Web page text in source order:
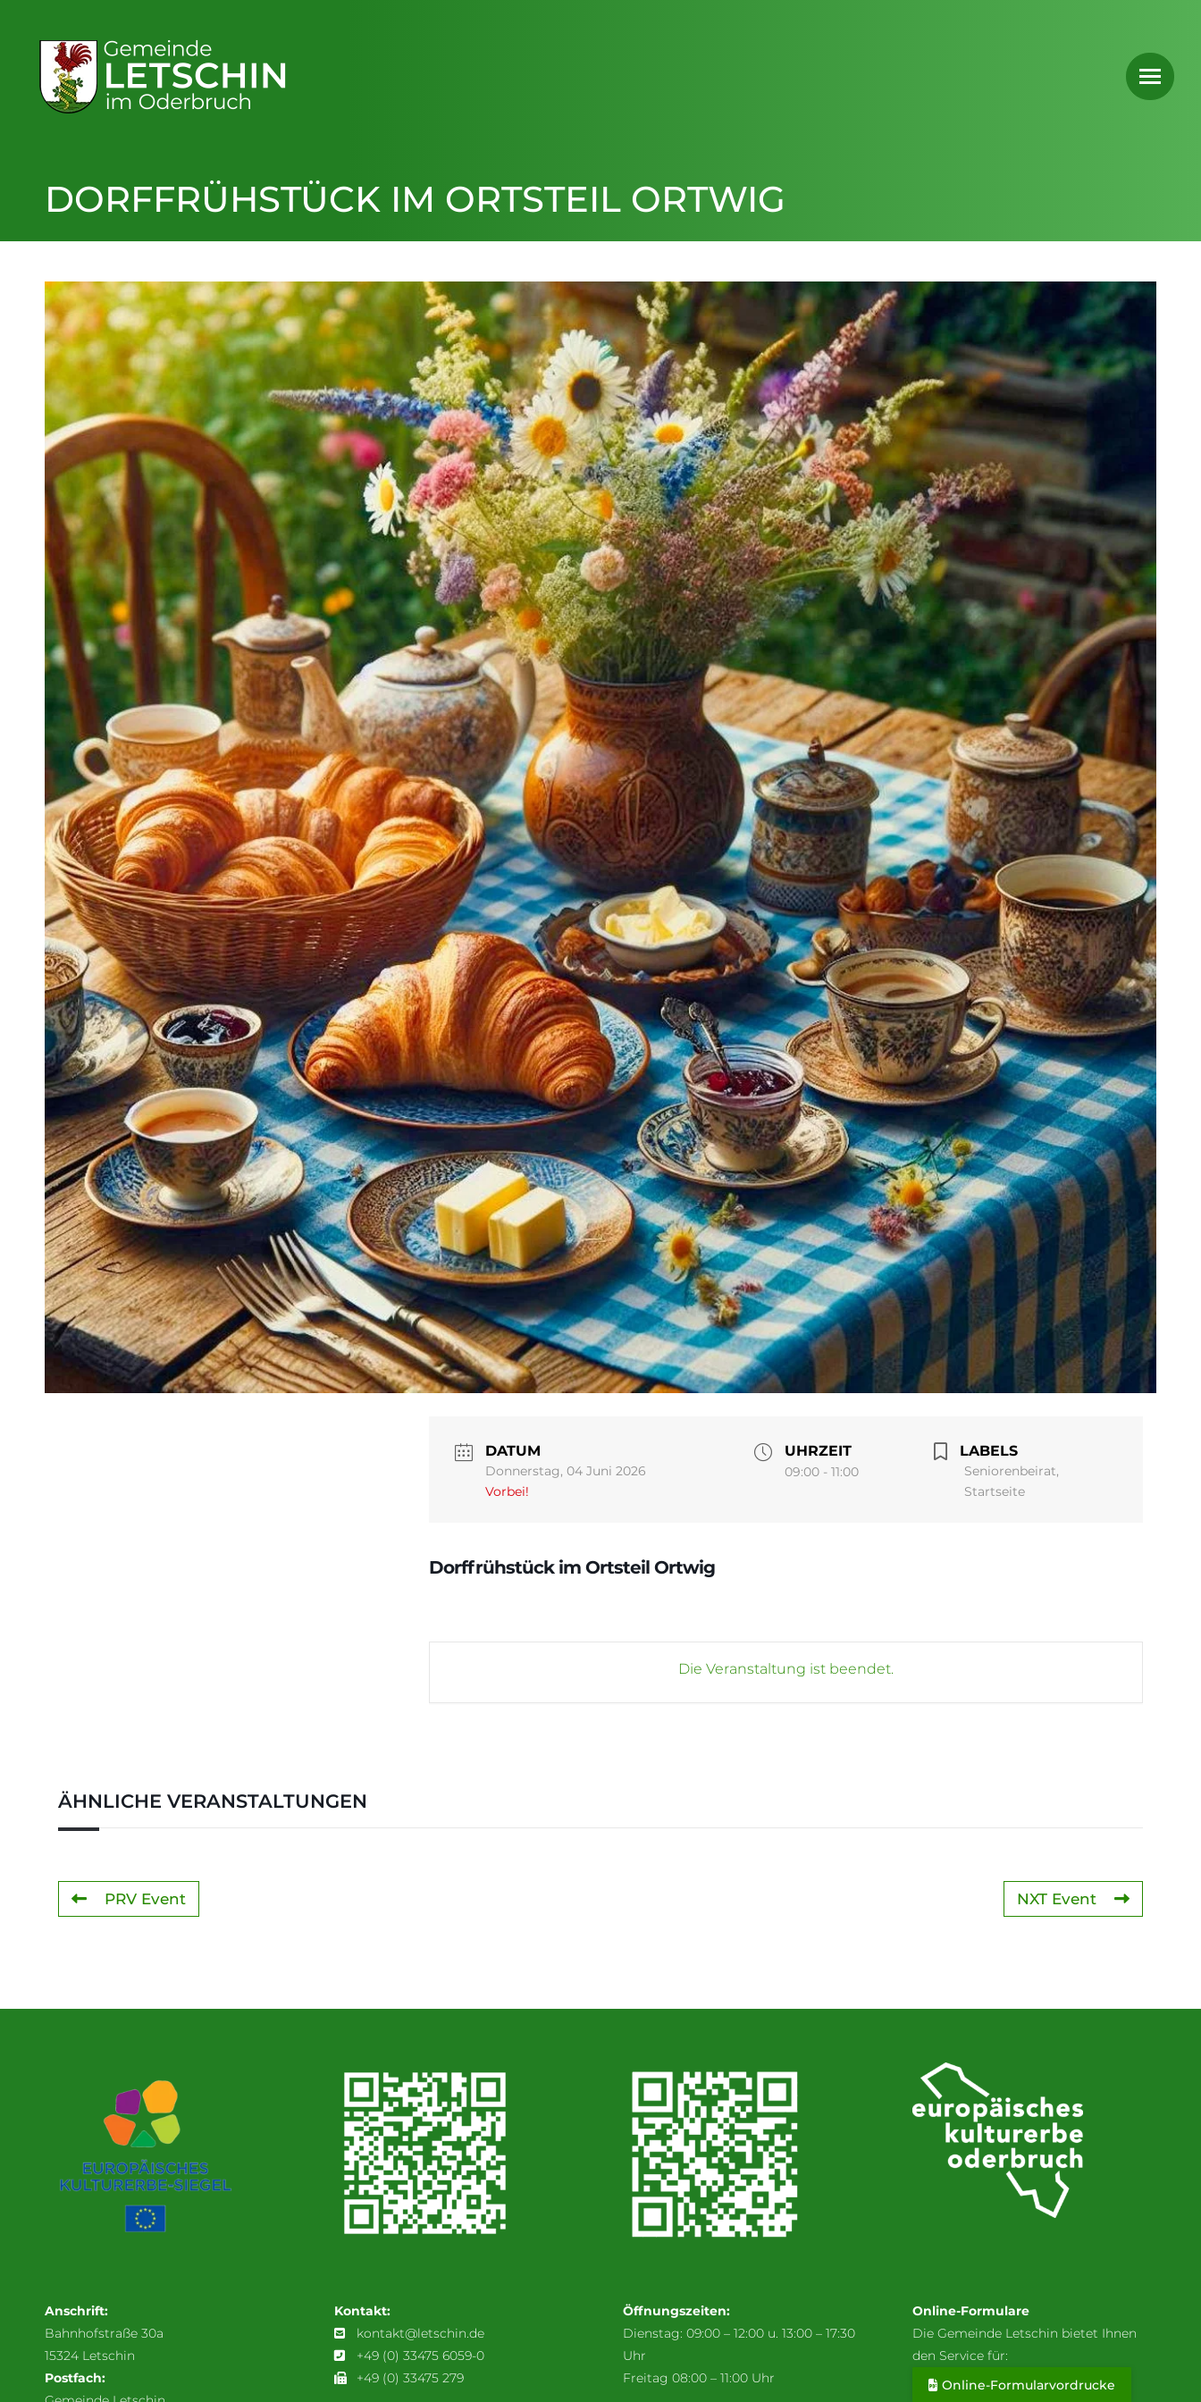
DORFFRÜHSTÜCK IM ORTSTEIL ORTWIG
DATUM
Donnerstag, 04 Juni 2026
Vorbei!
UHRZEIT
09:00 - 11:00
LABELS
Seniorenbeirat,
Startseite
Dorffrühstück im Ortsteil Ortwig
Die Veranstaltung ist beendet.
ÄHNLICHE VERANSTALTUNGEN
PRV Event NXT Event
Anschrift:
Bahnhofstraße 30a
15324 Letschin
Postfach:
Kontakt:
kontakt@letschin.de
+49 (0) 33475 6059-0
+49 (0) 33475 279
Öffnungszeiten:
Dienstag: 09:00 – 12:00 u. 13:00 – 17:30
Uhr
Freitag 08:00 – 11:00 Uhr
Online-Formulare
Die Gemeinde Letschin bietet Ihnen
den Service für:
Online-Formularvordrucke